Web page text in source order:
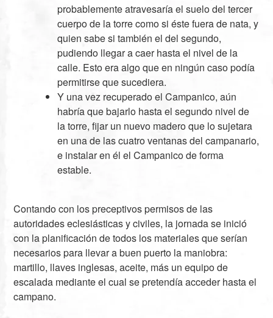
probablemente atravesaría el suelo del tercer
cuerpo de la torre como si éste fuera de nata, y
quien sabe si también el del segundo,
pudiendo llegar a caer hasta el nivel de la
calle. Esto era algo que en ningún caso podía
permitirse que sucediera.
Y una vez recuperado el Campanico, aún
habría que bajarlo hasta el segundo nivel de
la torre, fijar un nuevo madero que lo sujetara
en una de las cuatro ventanas del campanario,
e instalar en él el Campanico de forma
estable.
Contando con los preceptivos permisos de las
autoridades eclesiásticas y civiles, la jornada se inició
con la planificación de todos los materiales que serían
necesarios para llevar a buen puerto la maniobra:
martillo, llaves inglesas, aceite, más un equipo de
escalada mediante el cual se pretendía acceder hasta el
campano.